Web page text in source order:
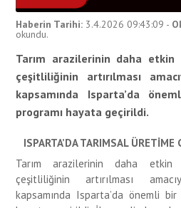
Haberin Tarihi: 3.4.2026 09:43:09 -
okundu.
Tarım arazilerinin daha etkin
çeşitliliğinin artırılması
kapsamında Isparta’da
programı hayata geçirildi.
ISPARTA’DA TARIMSAL
Tarım arazilerinin daha etkin
çeşitliliğinin artırılması
kapsamında Isparta’da önemli